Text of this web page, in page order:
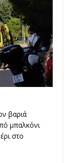
βαριά
μπαλκόνι
στο